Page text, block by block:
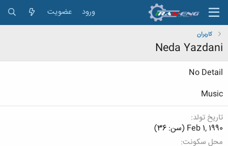
ورود عضویت
کاربران
Neda Yazdani
No Detail
Music
تاریخ تولد
Feb 1, 1990 (سن: 36)
محل سکونت